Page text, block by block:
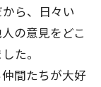
ら、日々い
の意見をどこ
た。
間たちが大好